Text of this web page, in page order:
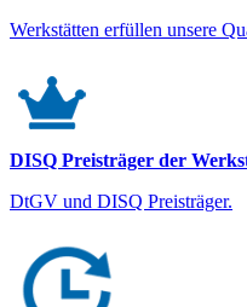
Werkstätten erfüllen unsere
DISQ Preisträger der
DtGV und DISQ Preisträger.